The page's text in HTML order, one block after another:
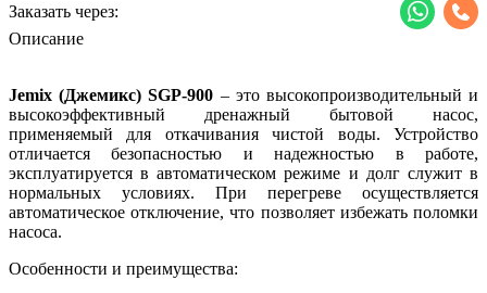
Заказать через:
Описание
Jemix (Джемикс) SGP-900 – это высокопроизводительный и
высокоэффективный дренажный бытовой насос,
применяемый для откачивания чистой воды. Устройство
отличается безопасностью и надежностью в работе,
эксплуатируется в автоматическом режиме и долг служит в
нормальных условиях. При перегреве осуществляется
автоматическое отключение, что позволяет избежать поломки
насоса.
Особенности и преимущества: